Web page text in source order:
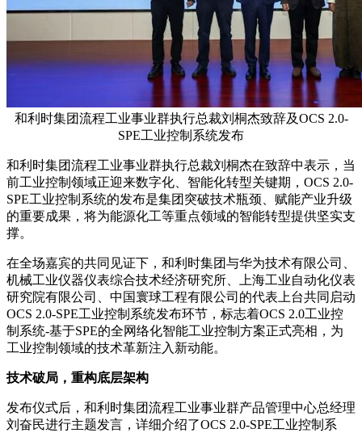
和利时集团流程工业事业群执行总裁刘桐杰致辞及OCS 2.0-
SPE工业控制系统发布
和利时集团流程工业事业群执行总裁刘桐杰在致辞中表示，当
前工业控制领域正迎来数字化、智能化转型关键期，OCS 2.0-
SPE工业控制系统的发布是集团突破技术瓶颈、赋能产业升级
的重要成果，将为能源化工等重点领域的智能转型提供坚实支
撑。
在全场嘉宾的共同见证下，和利时集团与华为技术有限公司、
机械工业仪器仪表综合技术经济研究所、上海工业自动化仪表
研究院有限公司、中国寰球工程有限公司的代表上台共同启动
OCS 2.0-SPE工业控制系统发布环节，标志着OCS 2.0工业控
制系统-基于SPE的全网络化智能工业控制方案正式亮相，为
工业控制领域的技术革新注入新动能。
技术破局，重构底层架构
发布仪式后，和利时集团流程工业事业群产品管理中心总经理
刘奋民进行主题发言，详细介绍了OCS 2.0-SPE工业控制系